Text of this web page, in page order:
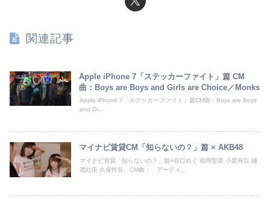
関連記事
Apple iPhone 7「ステッカーファイト」篇 CM
曲：Boys are Boys and Girls are Choice／Monks
Apple iPhone 7「ステッカーファイト」篇CM曲：Boys are Boys
and Gi...
マイナビ賃貸CM「知らないの？」篇 × AKB48
マイナビ賃貸「知らないの？」篇×谷口めぐ 福岡聖菜 小栗有以 樋
渡結依 久保怜音、CM曲：、アーティ...